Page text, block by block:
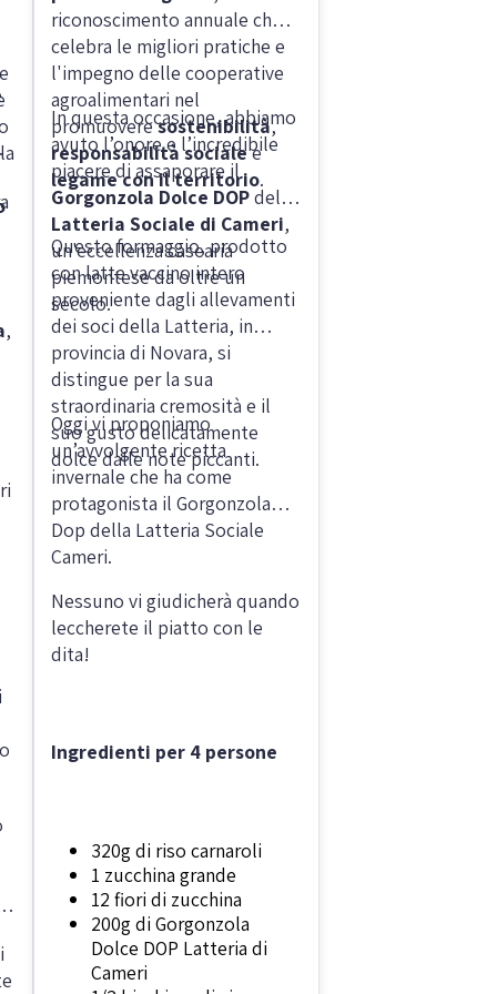
,
riconoscimento annuale che
celebra le migliori pratiche e
l'impegno delle cooperative
agroalimentari nel
promuoveresostenibilità,
responsabilità socialee
legame con il territorio.
In questa occasione, abbiamo
avuto l’onore e l’incredibile
piacere di assaporare il
Gorgonzola Dolce DOPdella
Latteria Sociale di Cameri,
un'eccellenza casearia
piemontese da oltre un
secolo.
Questo formaggio, prodotto
con latte vaccino intero
proveniente dagli allevamenti
dei soci della Latteria, in
provincia di Novara, si
distingue per la sua
straordinaria cremosità e il
suo gusto delicatamente
dolce dalle note piccanti.
Oggi vi proponiamo
un’avvolgente ricetta
invernale che ha come
protagonista il Gorgonzola
Dop della Latteria Sociale
Cameri.
Nessuno vi giudicherà quando
leccherete il piatto con le
dita!
Ingredienti per 4 persone
320g di riso carnaroli
1 zucchina grande
12 fiori di zucchina
200g di Gorgonzola
Dolce DOP Latteria di
Cameri